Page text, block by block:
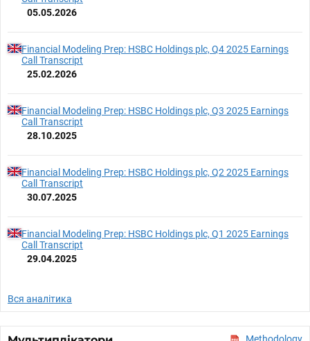
05.05.2026
Financial Modeling Prep: HSBC Holdings plc, Q4 2025 Earnings
Call Transcript
25.02.2026
Financial Modeling Prep: HSBC Holdings plc, Q3 2025 Earnings
Call Transcript
28.10.2025
Financial Modeling Prep: HSBC Holdings plc, Q2 2025 Earnings
Call Transcript
30.07.2025
Financial Modeling Prep: HSBC Holdings plc, Q1 2025 Earnings
Call Transcript
29.04.2025
Вся аналітика